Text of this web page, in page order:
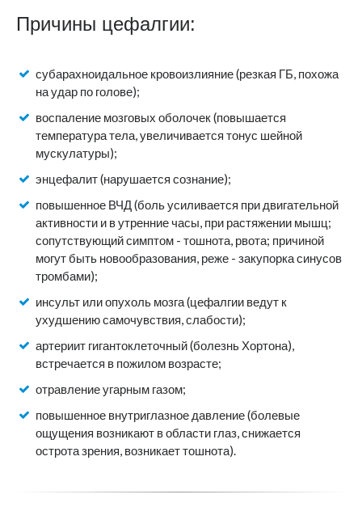
Причины цефалгии:
субарахноидальное кровоизлияние (резкая ГБ, похожа
на удар по голове);
воспаление мозговых оболочек (повышается
температура тела, увеличивается тонус шейной
мускулатуры);
энцефалит (нарушается сознание);
повышенное ВЧД (боль усиливается при двигательной
активности и в утренние часы, при растяжении мышц;
сопутствующий симптом - тошнота, рвота; причиной
могут быть новообразования, реже - закупорка синусов
тромбами);
инсульт или опухоль мозга (цефалгии ведут к
ухудшению самочувствия, слабости);
артериит гигантоклеточный (болезнь Хортона),
встречается в пожилом возрасте;
отравление угарным газом;
повышенное внутриглазное давление (болевые
ощущения возникают в области глаз, снижается
острота зрения, возникает тошнота).